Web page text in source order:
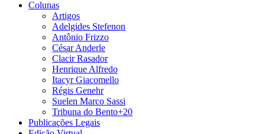
Colunas
Artigos
Adelgides Stefenon
Antônio Frizzo
César Anderle
Clacir Rasador
Henrique Alfredo
Itacyr Giacomello
Régis Genehr
Suelen Marco Sassi
Tribuna do Bento+20
Publicações Legais